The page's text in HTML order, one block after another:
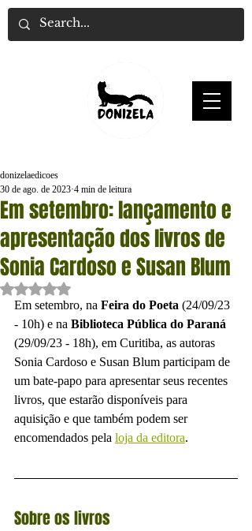
Em setembro: lançamento e
apresentação dos livros de
Sonia Cardoso e Susan Blum
donizelaedicoes
30 de ago. de 2023 4 min de leitura
Avaliado com NaN de 5 estrelas.
Em setembro, na Feira do Poeta (24/09/23
- 10h) e na Biblioteca Pública do Paraná
(29/09/23 - 18h), em Curitiba, as autoras
Sonia Cardoso e Susan Blum participam de
um bate-papo para apresentar seus recentes
livros, que estarão disponíveis para
aquisição e que também podem ser
encomendados pela loja da editora.
Sobre os livros